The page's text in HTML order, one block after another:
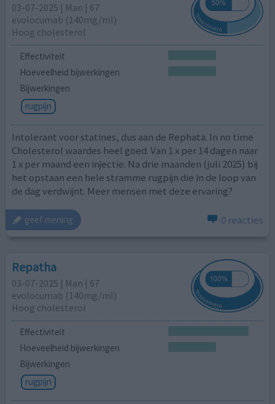
03-07-2025 | Man | 67
evolocumab (140mg/ml)
Hoog cholesterol
Effectiviteit
Hoeveelheid bijwerkingen
Bijwerkingen
rugpijn
Intolerant voor statines, dus aan de Rephata. In no time
Cholesterol waardes heel goed. Van 1 x per 14 dagen naar
1 x per maand een injectie. Na drie maanden (juli 2025) bij
het opstaan een hele stramme rugpijn die in de loop van
de dag verdwijnt. Meer mensen met deze ervaring?
geef mening 0 reacties
Repatha
03-07-2025 | Man | 67
evolocumab (140mg/ml)
Hoog cholesterol
Effectiviteit
Hoeveelheid bijwerkingen
Bijwerkingen
rugpijn